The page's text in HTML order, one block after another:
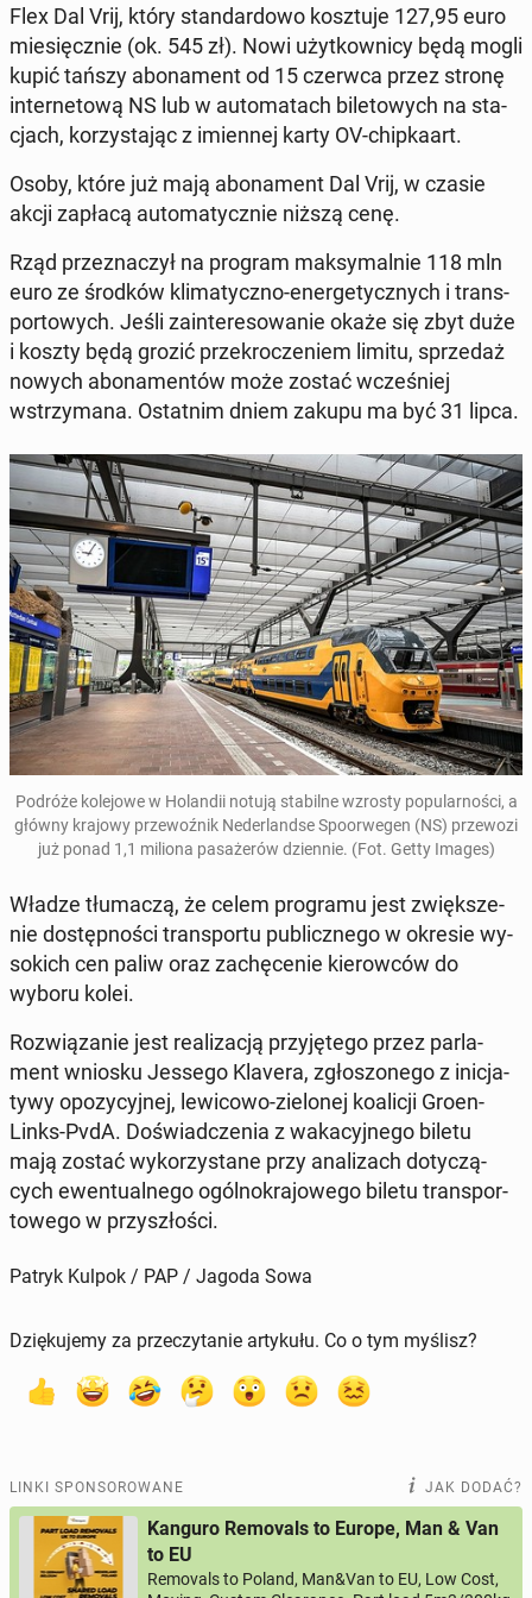
Flex Dal Vrij, który stan­dar­do­wo kosz­tu­je 127,95 euro
mie­sięcz­nie (ok. 545 zł). Nowi użyt­kow­ni­cy będą mogli
kupić tańszy abo­na­ment od 15 czerwca przez stronę
in­ter­ne­to­wą NS lub w au­to­ma­tach bi­le­to­wych na sta­
cjach, ko­rzy­sta­jąc z imien­nej karty OV-chip­ka­art.
Osoby, które już mają abo­na­ment Dal Vrij, w czasie
akcji zapłacą au­to­ma­tycz­nie niższą cenę.
Rząd prze­zna­czył na program mak­sy­mal­nie 118 mln
euro ze środków kli­ma­tycz­no-ener­ge­tycz­nych i trans­
por­to­wych. Jeśli za­in­te­re­so­wa­nie okaże się zbyt duże
i koszty będą grozić prze­kro­cze­niem limitu, sprze­daż
nowych abo­na­men­tów może zostać wcze­śniej
wstrzy­ma­na. Ostat­nim dniem zakupu ma być 31 lipca.
Podróże ko­le­jo­we w Ho­lan­dii notują sta­bil­ne wzrosty po­pu­lar­no­ści, a
główny krajowy prze­woź­nik Ne­der­land­se Spo­or­we­gen (NS) prze­wo­zi
już ponad 1,1 miliona pa­sa­że­rów dzien­nie. (Fot. Getty Images)
Władze tłu­ma­czą, że celem pro­gra­mu jest zwięk­sze­
nie do­stęp­no­ści trans­por­tu pu­blicz­ne­go w okresie wy­
so­kich cen paliw oraz za­chę­ce­nie kie­row­ców do
wyboru kolei.
Roz­wią­za­nie jest re­ali­za­cją przy­ję­te­go przez par­la­
ment wniosku Jessego Klavera, zgło­szo­ne­go z ini­cja­
ty­wy opo­zy­cyj­nej, le­wi­co­wo-zie­lo­nej ko­ali­cji Gro­en­
Links-PvdA. Do­świad­cze­nia z wa­ka­cyj­ne­go biletu
mają zostać wy­ko­rzy­sta­ne przy ana­li­zach do­ty­czą­
cych ewen­tu­al­ne­go ogól­no­kra­jo­we­go biletu trans­por­
to­we­go w przy­szło­ści.
Patryk Kulpok / PAP / Jagoda Sowa
Dziękujemy za przeczytanie artykułu. Co o tym myślisz?
LINKI SPONSOROWANE JAK DODAĆ?
Kanguro Removals to Europe, Man & Van
to EU
Removals to Poland, Man&Van to EU, Low Cost,